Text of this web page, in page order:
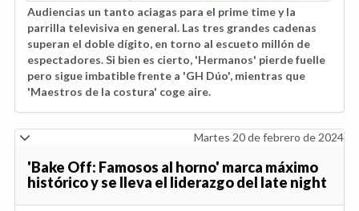
Audiencias un tanto aciagas para el prime time y la
parrilla televisiva en general. Las tres grandes cadenas
superan el doble dígito, en torno al escueto millón de
espectadores. Si bien es cierto, 'Hermanos' pierde fuelle
pero sigue imbatible frente a 'GH Dúo', mientras que
'Maestros de la costura' coge aire.
Martes 20 de febrero de 2024
'Bake Off: Famosos al horno' marca máximo
histórico y se lleva el liderazgo del late night